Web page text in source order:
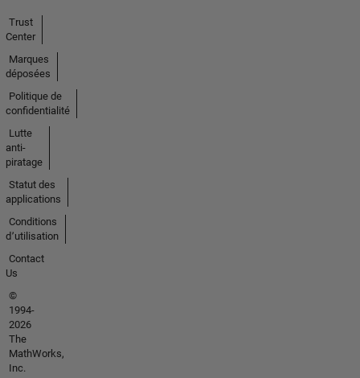
Trust
Center
Marques
déposées
Politique de
confidentialité
Lutte
anti-
piratage
Statut des
applications
Conditions
d՚utilisation
Contact
Us
©
1994-
2026
The
MathWorks,
Inc.